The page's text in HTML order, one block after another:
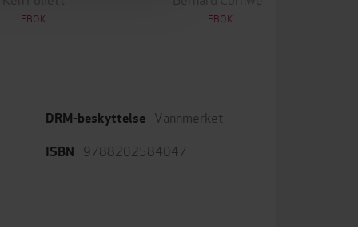
EBOK EBOK
DRM-beskyttelse Vannmerket
ISBN 9788202584047